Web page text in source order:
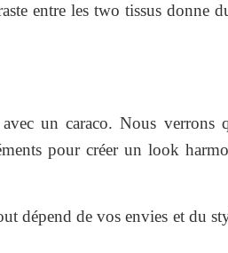
entre les two tissus donne
un caraco. Nous verrons
pour créer un look
dépend de vos envies et du